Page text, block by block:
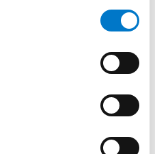
gyrophare LED durable
normes
pour